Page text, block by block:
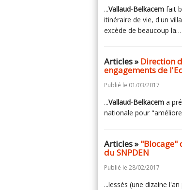
...Vallaud-Belkacem fait
itinéraire de vie, d'un
excède de beaucoup la…
Articles »Direction
engagements de
Publié le 01/03/2017
...Vallaud-Belkacem a
nationale pour
Articles »"Blocage"
du SNPDEN
Publié le 28/02/2017
...lessés (une dizaine